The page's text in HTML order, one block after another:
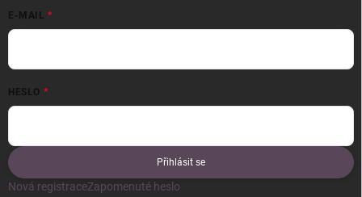
E-MAIL
HESLO
Přihlásit se
Nová registraceZapomenuté heslo